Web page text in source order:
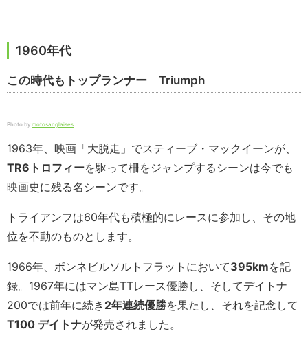
1960年代
この時代もトップランナー Triumph
Photo by motosanglaises
1963年、映画「大脱走」でスティーブ・マックイーンが、
TR6 トロフィーを駆って柵をジャンプするシーンは今でも
映画史に残る名シーンです。
トライアンフは60年代も積極的にレースに参加し、その地
位を不動のものとします。
1966年、ボンネビルソルトフラットにおいて395kmを記
録。1967年にはマン島TTレース優勝し、そしてデイトナ
200では前年に続き 2年連続優勝を果たし、それを記念して
T100 デイトナが発売されました。